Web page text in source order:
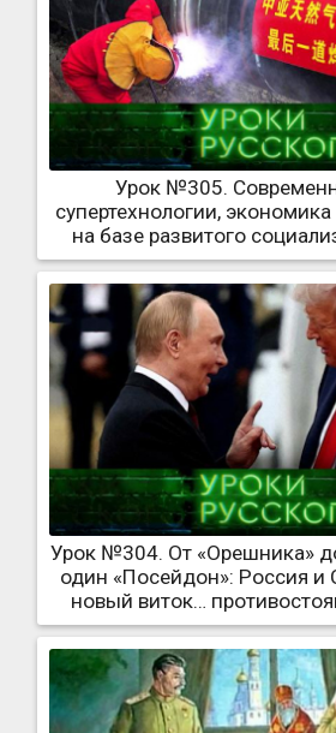
Урок №305.
супертехнологии,
на базе развитого
Урок №304. От «Орешника»
один «Посейдон»: Россия
новый виток…